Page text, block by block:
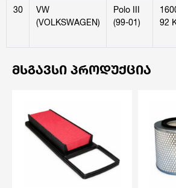
30
VW
(VOLKSWAGEN)
Polo III
(99-01)
92
ᲛᲡᲒᲐᲕᲡᲘ ᲞᲠᲝᲓᲣᲥᲪᲘᲐ